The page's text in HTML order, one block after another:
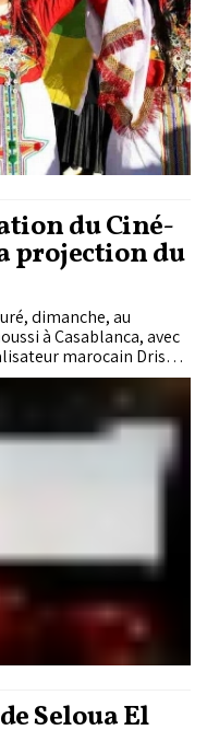
du Ciné-
projection du
dimanche, au
à Casablanca, avec
marocain Driss
Seloua El